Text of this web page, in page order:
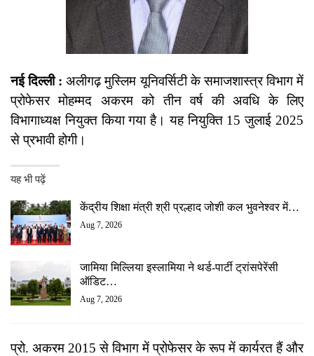
नई दिल्ली : अलीगढ़ मुस्लिम यूनिवर्सिटी के समाजशास्त्र विभाग में
प्रोफेसर मोहम्मद अकरम को तीन वर्ष की अवधि के लिए
विभागाध्यक्ष नियुक्त किया गया है। यह नियुक्ति 15 जुलाई 2025
से प्रभावी होगी।
यह भी पढ़ें
केंद्रीय शिक्षा मंत्री श्री प्रल्हाद जोशी कल भुवनेश्वर में…
Aug 7, 2026
जामिया मिल्लिया इस्लामिया ने थर्ड-पार्टी ट्रांसपेरेंसी
ऑडिट…
Aug 7, 2026
प्रो. अकरम 2015 से विभाग में प्रोफेसर के रूप में कार्यरत हैं और